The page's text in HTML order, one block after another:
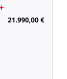
21.990,00 €